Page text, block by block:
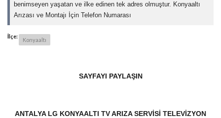
benimseyen yaşatan ve ilke edinen tek adres olmuştur. Konyaaltı
Arızası ve Montajı İçin Telefon Numarası
İlçe:
Konyaaltı
SAYFAYI PAYLAŞIN
ANTALYA LG KONYAALTI TV ARIZA SERVISI TELEVIZYON